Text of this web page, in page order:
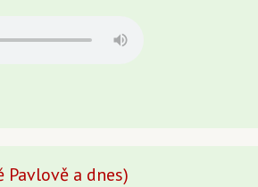
Pavlově a dnes)